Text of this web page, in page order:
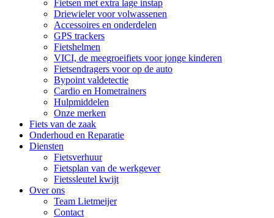
Fietsen met extra lage instap
Driewieler voor volwassenen
Accessoires en onderdelen
GPS trackers
Fietshelmen
VICI, de meegroeifiets voor jonge kinderen
Fietsendragers voor op de auto
Bypoint valdetectie
Cardio en Hometrainers
Hulpmiddelen
Onze merken
Fiets van de zaak
Onderhoud en Reparatie
Diensten
Fietsverhuur
Fietsplan van de werkgever
Fietssleutel kwijt
Over ons
Team Lietmeijer
Contact